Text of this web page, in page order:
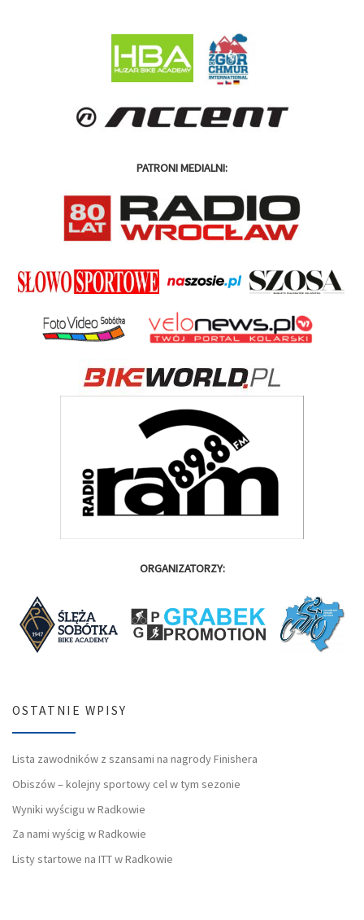
PATRONI MEDIALNI:
ORGANIZATORZY:
OSTATNIE WPISY
Lista zawodników z szansami na nagrody Finishera
Obiszów – kolejny sportowy cel w tym sezonie
Wyniki wyścigu w Radkowie
Za nami wyścig w Radkowie
Listy startowe na ITT w Radkowie